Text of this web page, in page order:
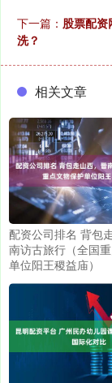
下一篇： 股票配
洗？
相关文章
配资公司排名 背包
南访古旅行（全国
单位阳王稷益庙）